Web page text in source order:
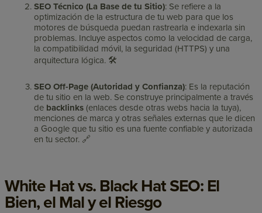
SEO Técnico (La Base de tu Sitio): Se refiere a la
optimización de la estructura de tu web para que los
motores de búsqueda puedan rastrearla e indexarla sin
problemas. Incluye aspectos como la velocidad de carga,
la compatibilidad móvil, la seguridad (HTTPS) y una
arquitectura lógica. 🛠️
SEO Off-Page (Autoridad y Confianza): Es la reputación
de tu sitio en la web. Se construye principalmente a través
de backlinks (enlaces desde otras webs hacia la tuya),
menciones de marca y otras señales externas que le dicen
a Google que tu sitio es una fuente confiable y autorizada
en tu sector. 🔗
White Hat vs. Black Hat SEO: El
Bien, el Mal y el Riesgo